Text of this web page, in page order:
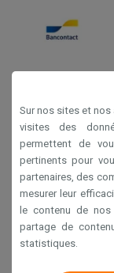
Sur nos sites et
visites des
permettent de
pertinents pour
partenaires, des
mesurer leur
le contenu de
partage de
statistiques.